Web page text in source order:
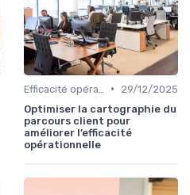
•
29/12/2025
Optimiser la cartographie du
parcours client pour
améliorer l’efficacité
opérationnelle